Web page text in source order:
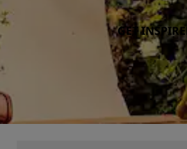
GET INSPIRED